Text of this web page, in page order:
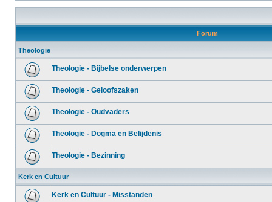
Forum
Theologie
Theologie - Bijbelse onderwerpen
Theologie - Geloofszaken
Theologie - Oudvaders
Theologie - Dogma en Belijdenis
Theologie - Bezinning
Kerk en Cultuur
Kerk en Cultuur - Misstanden